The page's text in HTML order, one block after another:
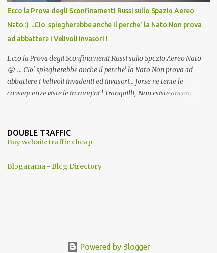
Ecco la Prova degli Sconfinamenti Russi sullo Spazio Aereo
Nato :) ...Cio' spiegherebbe anche il perche' la Nato Non prova
ad abbattere i Velivoli invasori !
Ecco la Prova degli Sconfinamenti Russi sullo Spazio Aereo Nato
😛 ... Cio' spiegherebbe anche il perche' la Nato Non prova ad
abbattere i Velivoli invadenti ed invasori... forse ne teme le
conseguenze viste le immagini ! Tranquilli, Non esiste ancora
ancora una fantasia Nato o forse una "False Flag", per provocare
una guerra mondiale che difficilmente da menti sane, potrebbe
DOUBLE TRAFFIC
Buy website traffic cheap
Blogarama - Blog Directory
Powered by Blogger